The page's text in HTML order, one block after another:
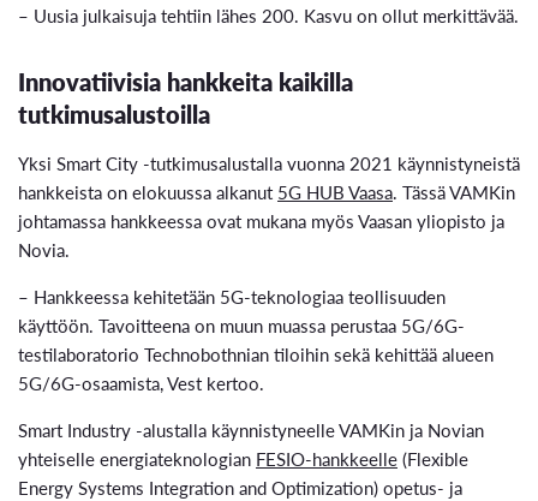
– Uusia julkaisuja tehtiin lähes 200. Kasvu on ollut merkittävää.
Innovatiivisia hankkeita kaikilla
tutkimusalustoilla
Yksi Smart City -tutkimusalustalla vuonna 2021 käynnistyneistä
hankkeista on elokuussa alkanut 5G HUB Vaasa. Tässä VAMKin
johtamassa hankkeessa ovat mukana myös Vaasan yliopisto ja
Novia.
– Hankkeessa kehitetään 5G-teknologiaa teollisuuden
käyttöön. Tavoitteena on muun muassa perustaa 5G/6G-
testilaboratorio Technobothnian tiloihin sekä kehittää alueen
5G/6G-osaamista, Vest kertoo.
Smart Industry -alustalla käynnistyneelle VAMKin ja Novian
yhteiselle energiateknologian FESIO-hankkeelle(Flexible
Energy Systems Integration and Optimization) opetus- ja